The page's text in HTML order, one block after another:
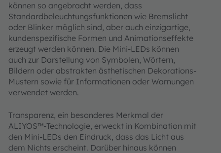
können so angebracht werden, dass
Standardbeleuchtungsfunktionen wie Bremslicht
oder Blinker möglich sind, aber auch einzigartige,
kundenspezifische Formen und Animationseffekte
erzeugt werden können. Die Mini-LEDs können
auch zur Darstellung von Symbolen, Wörtern,
Bildern oder abstrakten ästhetischen Dekorations-
Mustern sowie für Informationen oder Warnungen
verwendet werden.
Transparenz, ein besonderes Merkmal der
ALIYOS™-Technologie, erweckt in Kombination mit
den Mini-LEDs den Eindruck, dass das Licht aus
dem Nichts erscheint. Darüber hinaus können